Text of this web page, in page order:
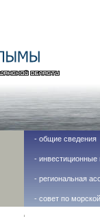
- общие сведения
- инвестиционные
- региональная
- совет по